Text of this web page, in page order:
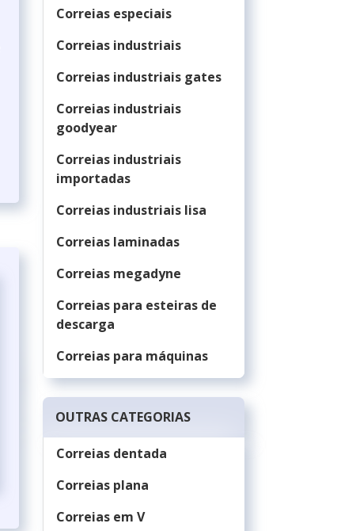
Correias especiais
Correias industriais
Correias industriais gates
Correias industriais
goodyear
Correias industriais
importadas
Correias industriais lisa
Correias laminadas
Correias megadyne
Correias para esteiras de
descarga
Correias para máquinas
Correias para máquinas
Correias para maquinas
industriais
Correias para
movimentação de carga
OUTRAS CATEGORIAS
Correias dentada
Correias plana
Correias em V